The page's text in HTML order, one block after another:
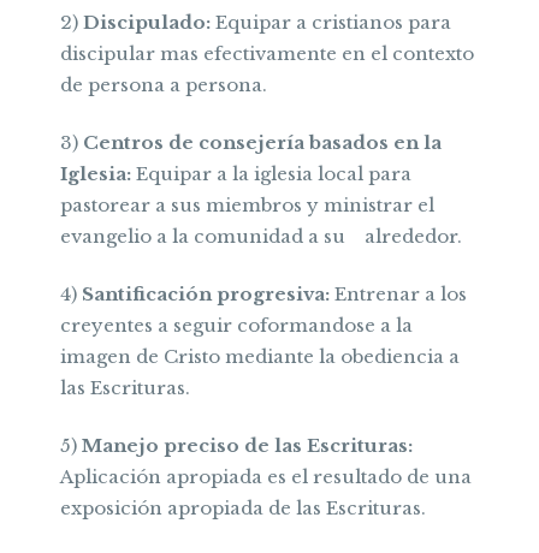
2)Discipulado:Equipar a cristianos para
discipular mas efectivamente en el contexto
de persona a persona.
3) Centros de consejería basados en la
Iglesia:Equipar a la iglesia local para
pastorear a sus miembros y ministrar el
evangelio a la comunidad a su alrededor.
4)Santificación progresiva:Entrenar a los
creyentes a seguir coformandose a la
imagen de Cristo mediante la obediencia a
las Escrituras.
5) Manejo preciso de las Escrituras:
Aplicación apropiada es el resultado de una
exposición apropiada de las Escrituras.